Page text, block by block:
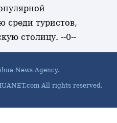
среди туристов,
столицу. --0--
News Agency.
All rights reserved.